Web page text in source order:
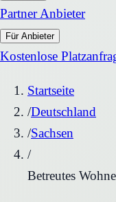
Partner Anbieter
Für Anbieter
Kostenlose
Startseite
/Deutschland
/Sachsen
/
Betreutes